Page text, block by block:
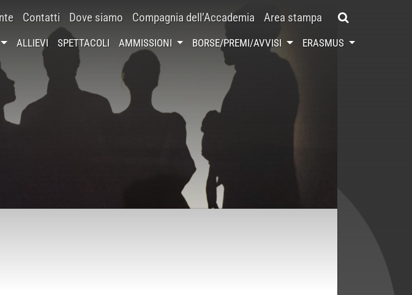
Contatti Dove siamo Compagnia dell’Accademia Area stampa
ALLIEVI SPETTACOLI AMMISSIONI BORSE/PREMI/AVVISI ERASMUS